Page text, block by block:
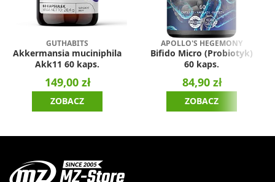
GUTHABITS
Akkermansia muciniphila
Akk11 60 kaps.
149,00 zł
ZOBACZ
APOLLO'S HEGEMONY
Bifido Micro (Probiotyk)
60 kaps.
84,90 zł
ZOBACZ